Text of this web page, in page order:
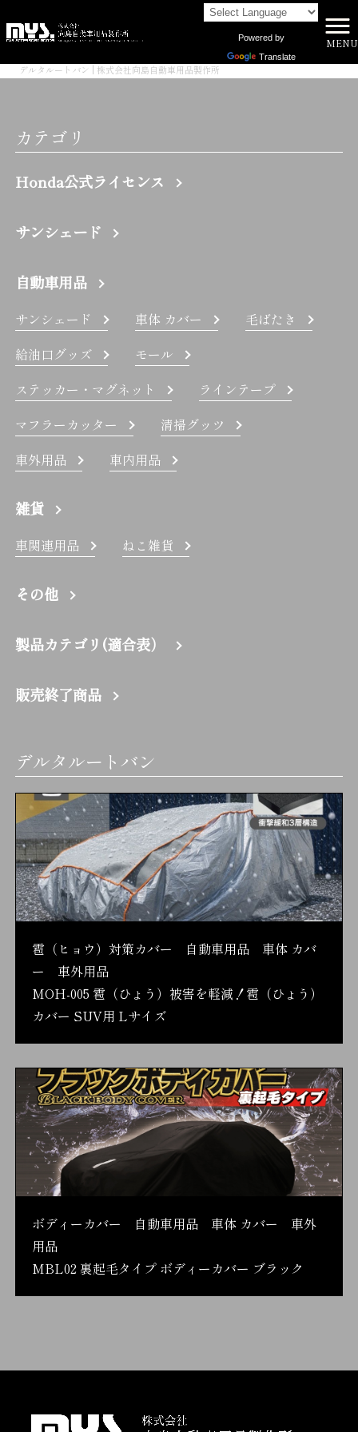
Powered by
Translate
MENU
デルタルートバン | 株式会社向島自動車用品製作所
カテゴリ
Honda公式ライセンス
サンシェード
自動車用品
サンシェード 車体 カバー
毛ばたき
給油口グッズ
モール
ステッカー・マグネット
ラインテープ
マフラーカッター
清掃グッツ
車外用品
車内用品
雑貨
車関連用品 ねこ雑貨
その他
製品カテゴリ(適合表）
販売終了商品
デルタルートバン
雹（ヒョウ）対策カバー 自動車用品 車体 カバ
ー 車外用品
MOH-005 雹（ひょう）被害を軽減！雹（ひょう）
カバー SUV用 Lサイズ
ボディーカバー 自動車用品 車体 カバー 車外
用品
MBL02 裏起毛タイプ ボディーカバー ブラック